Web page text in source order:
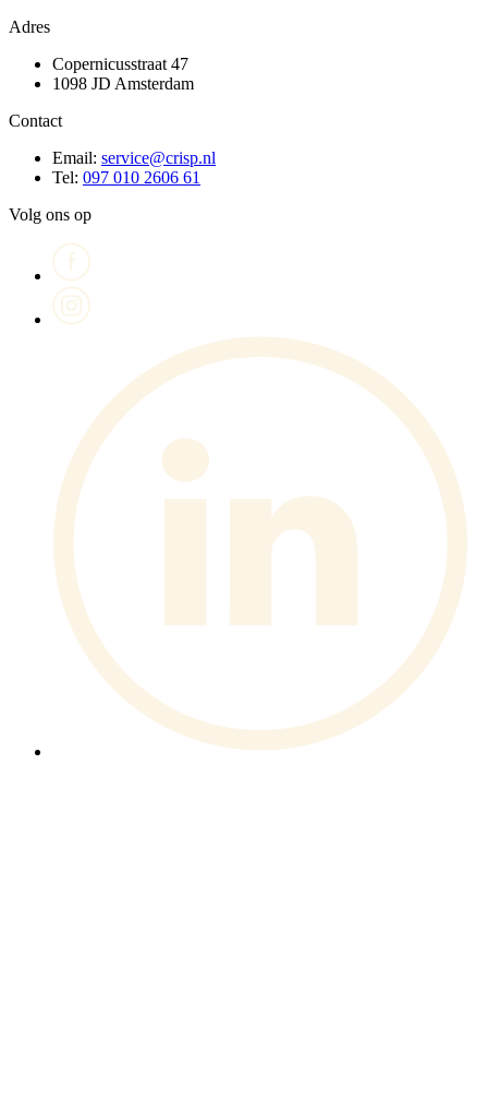
Adres
Copernicusstraat 47
1098 JD Amsterdam
Contact
Email: service@crisp.nl
Tel: 097 010 2606 61
Volg ons op